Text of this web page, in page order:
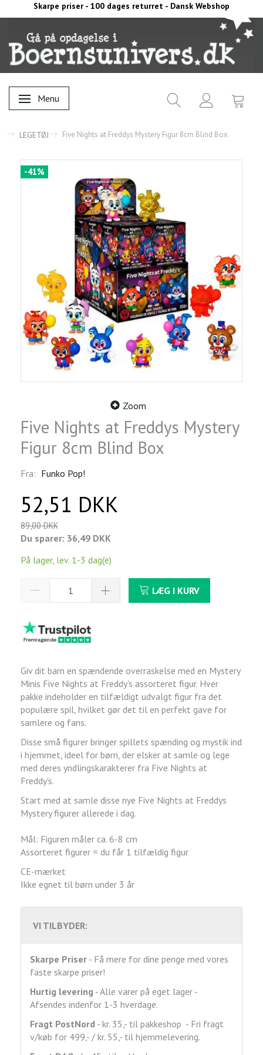
Skarpe priser - 100 dages returret - Dansk Webshop
Skifte navigation
Menu
LEGETØJ Five Nights at Freddys Mystery Figur 8cm Blind Box
-41%
Zoom
Five Nights at Freddys Mystery
Figur 8cm Blind Box
Fra: Funko Pop!
52,51 DKK
89,00 DKK
Du sparer: 36,49 DKK
På lager, lev. 1-3 dag(e)
LÆG I KURV
Giv dit barn en spændende overraskelse med en Mystery
Minis Five Nights at Freddy's assorteret figur. Hver
pakke indeholder en tilfældigt udvalgt figur fra det
populære spil, hvilket gør det til en perfekt gave for
samlere og fans.
Disse små figurer bringer spillets spænding og mystik ind
i hjemmet, ideel for børn, der elsker at samle og lege
med deres yndlingskarakterer fra Five Nights at
Freddy's.
Start med at samle disse nye Five Nights at Freddys
Mystery figurer allerede i dag.
Mål: Figuren måler ca. 6-8 cm
Assorteret figurer = du får 1 tilfældig figur
CE-mærket
Ikke egnet til børn under 3 år
VI TILBYDER:
Skarpe Priser - Få mere for dine penge med vores
faste skarpe priser!
Hurtig levering - Alle varer på eget lager -
Afsendes indenfor 1-3 hverdage.
Fragt PostNord - kr. 35,- til pakkeshop - Fri fragt
v/køb for 499,- / kr. 55,- til hjemmelevering.